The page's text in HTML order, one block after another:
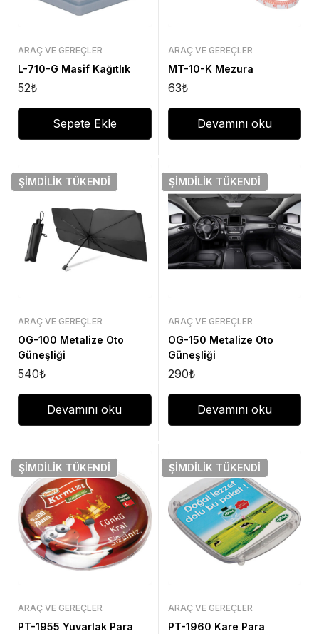
ARAÇ VE GEREÇLER
L-710-G Masif Kağıtlık
52₺
Sepete Ekle
ARAÇ VE GEREÇLER
MT-10-K Mezura
63₺
Devamını oku
ŞIMDILIK TÜKENDI
ARAÇ VE GEREÇLER
OG-100 Metalize Oto
Güneşliği
540₺
Devamını oku
ŞIMDILIK TÜKENDI
ARAÇ VE GEREÇLER
OG-150 Metalize Oto
Güneşliği
290₺
Devamını oku
ŞIMDILIK TÜKENDI
ARAÇ VE GEREÇLER
PT-1955 Yuvarlak Para
ŞIMDILIK TÜKENDI
ARAÇ VE GEREÇLER
PT-1960 Kare Para